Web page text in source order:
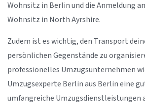
Wohnsitz in Berlin und die Anmeldung
Wohnsitz in North Ayrshire.
Zudem ist es wichtig, den Transport
persönlichen Gegenstände zu
professionelles Umzugsunternehmen
Umzugsexperte Berlin aus Berlin eine
umfangreiche Umzugsdienstleistungen